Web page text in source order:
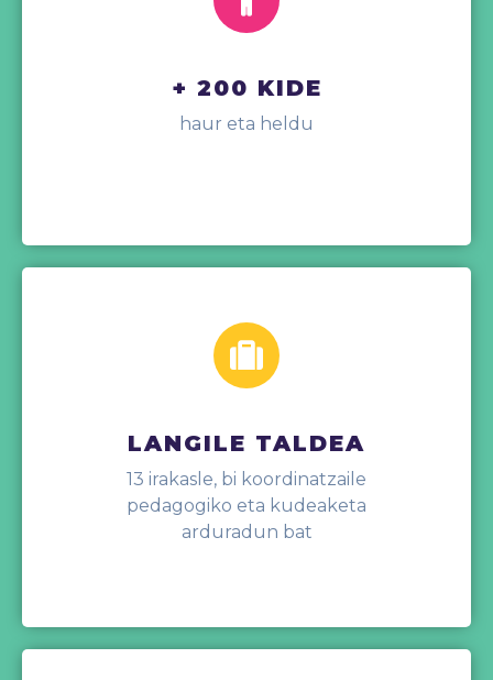
+ 200 KIDE
haur eta heldu
LANGILE TALDEA
13 irakasle, bi koordinatzaile
pedagogiko eta kudeaketa
arduradun bat